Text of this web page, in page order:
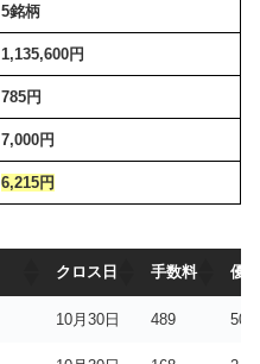
5銘柄
1,135,600円
785円
7,000円
6,215円
クロス日 手数料 優
クロス日 手数料 優
10月30日 489 500